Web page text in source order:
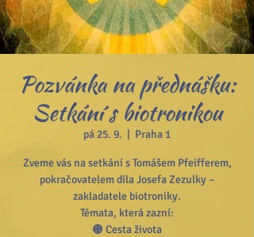
Pozvánka na přednášku:
Setkání s biotronikou
pá 25. 9. Praha 1
Zveme vás na setkání s Tomášem Pfeifferem,
pokračovatelem díla Josefa Zezulky –
zakladatele biotroniky.
Témata, která zazní:
🟠 Cesta života